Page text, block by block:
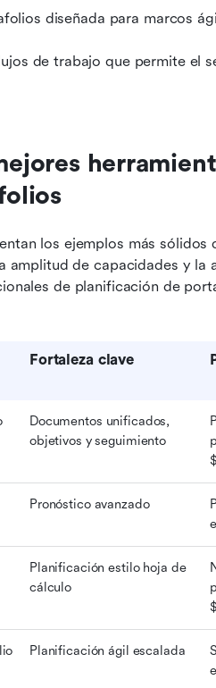
diseñada para marcos
de trabajo que permite el
los ejemplos más sólidos
amplitud de capacidades y la
de planificación de
Fortaleza clave
Documentos unificados,
objetivos y seguimiento
Pronóstico avanzado
Planificación estilo hoja de
cálculo
Planificación ágil escalada